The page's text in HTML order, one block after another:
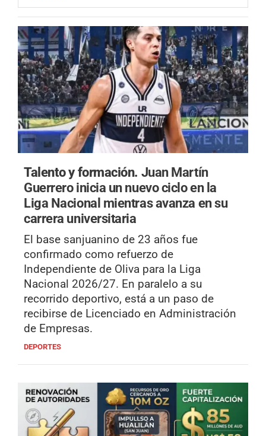
Talento y formación. Juan Martín
Guerrero inicia un nuevo ciclo en la
Liga Nacional mientras avanza en su
carrera universitaria
El base sanjuanino de 23 años fue
confirmado como refuerzo de
Independiente de Oliva para la Liga
Nacional 2026/27. En paralelo a su
recorrido deportivo, está a un paso de
recibirse de Licenciado en Administración
de Empresas.
DEPORTES